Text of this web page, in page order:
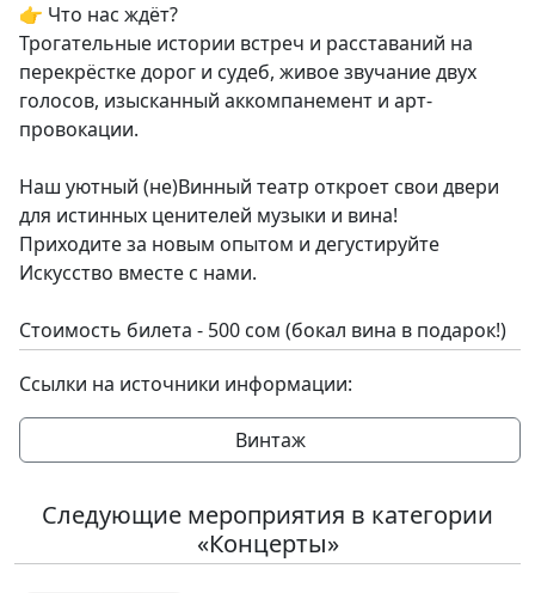
👉 Что нас ждёт?
Трогательные истории встреч и расставаний на
перекрёстке дорог и судеб, живое звучание двух
голосов, изысканный аккомпанемент и арт-
провокации.
Наш уютный (не)Винный театр откроет свои двери
для истинных ценителей музыки и вина!
Приходите за новым опытом и дегустируйте
Искусство вместе с нами.
Стоимость билета - 500 сом (бокал вина в подарок!)
Ссылки на источники информации:
Винтаж
Следующие мероприятия в категории
«Концерты»